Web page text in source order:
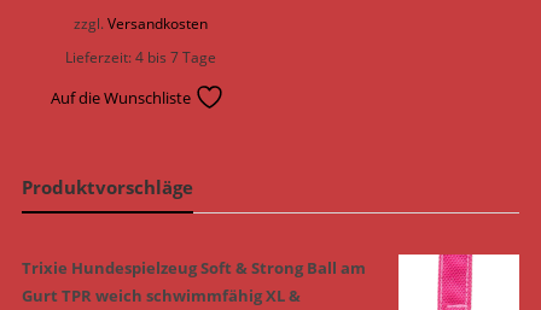
zzgl.Versandkosten
Lieferzeit:4 bis 7 Tage
Auf die Wunschliste
Produktvorschläge
Trixie Hundespielzeug Soft & Strong Ball am
Gurt TPR weich schwimmfähig XL &